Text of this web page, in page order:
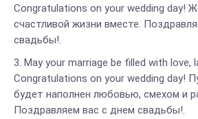
Congratulations on your wedding day!
счастливой жизни вместе.
свадьбы!.
May your marriage be filled with love,
Congratulations on your wedding day!
будет наполнен любовью, смехом и
Поздравляем вас с днем свадьбы!.